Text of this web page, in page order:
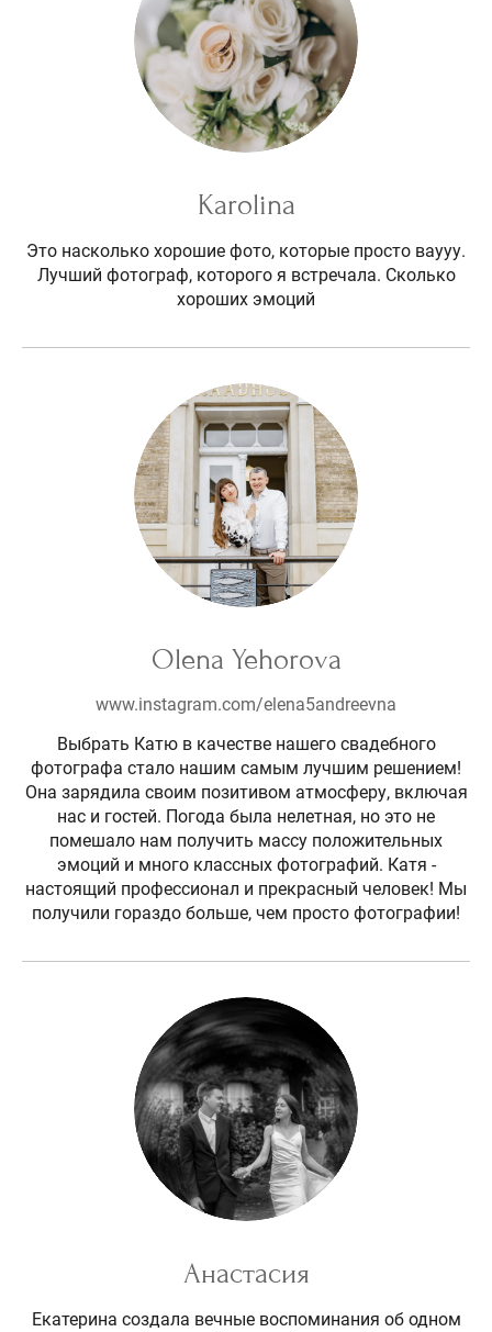
Karolina
Это насколько хорошие фото, которые просто ваууу.
Лучший фотограф, которого я встречала. Сколько
хороших эмоций
Olena Yehorova
www.instagram.com/elena5andreevna
Выбрать Катю в качестве нашего свадебного
фотографа стало нашим самым лучшим решением!
Она зарядила своим позитивом атмосферу, включая
нас и гостей. Погода была нелетная, но это не
помешало нам получить массу положительных
эмоций и много классных фотографий. Катя -
настоящий профессионал и прекрасный человек! Мы
получили гораздо больше, чем просто фотографии!
Анастасия
Екатерина создала вечные воспоминания об одном